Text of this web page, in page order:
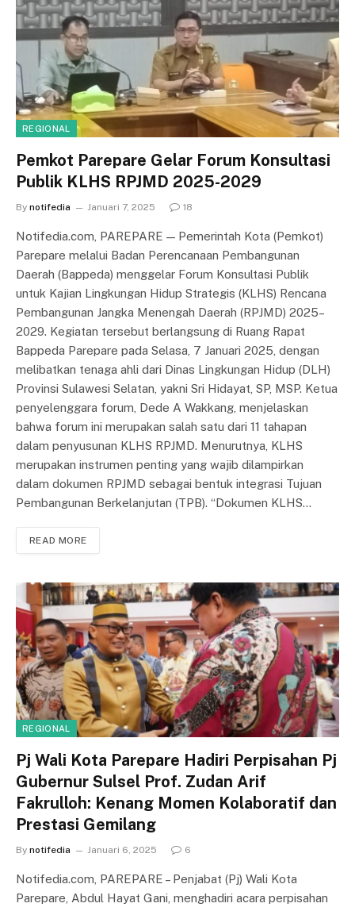
REGIONAL
Pemkot Parepare Gelar Forum Konsultasi
Publik KLHS RPJMD 2025-2029
By notifedia Januari 7, 2025 18
Notifedia.com, PAREPARE — Pemerintah Kota (Pemkot)
Parepare melalui Badan Perencanaan Pembangunan
Daerah (Bappeda) menggelar Forum Konsultasi Publik
untuk Kajian Lingkungan Hidup Strategis (KLHS) Rencana
Pembangunan Jangka Menengah Daerah (RPJMD) 2025–
2029. Kegiatan tersebut berlangsung di Ruang Rapat
Bappeda Parepare pada Selasa, 7 Januari 2025, dengan
melibatkan tenaga ahli dari Dinas Lingkungan Hidup (DLH)
Provinsi Sulawesi Selatan, yakni Sri Hidayat, SP, MSP. Ketua
penyelenggara forum, Dede A Wakkang, menjelaskan
bahwa forum ini merupakan salah satu dari 11 tahapan
dalam penyusunan KLHS RPJMD. Menurutnya, KLHS
merupakan instrumen penting yang wajib dilampirkan
dalam dokumen RPJMD sebagai bentuk integrasi Tujuan
Pembangunan Berkelanjutan (TPB). “Dokumen KLHS…
READ MORE
REGIONAL
Pj Wali Kota Parepare Hadiri Perpisahan Pj
Gubernur Sulsel Prof. Zudan Arif
Fakrulloh: Kenang Momen Kolaboratif dan
Prestasi Gemilang
By notifedia Januari 6, 2025 6
Notifedia.com, PAREPARE – Penjabat (Pj) Wali Kota
Parepare, Abdul Hayat Gani, menghadiri acara perpisahan